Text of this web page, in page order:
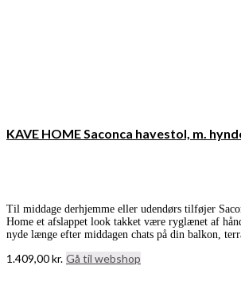
KAVE HOME Saconca havestol, m.
Til middage derhjemme eller udendørs tilføjer
Home et afslappet look takket være ryglænet af
nyde længe efter middagen chats på din balkon,
1.409,00kr. Gå til webshop